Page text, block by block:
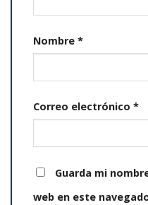
Nombre *
Correo electrónico *
Guarda mi
web en este